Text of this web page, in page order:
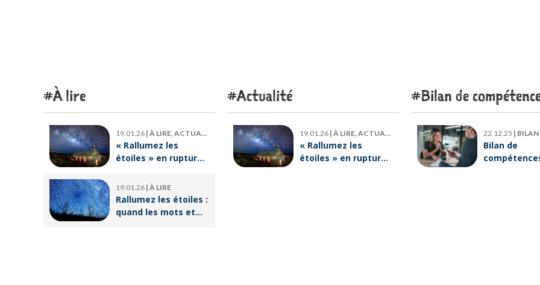
À lire
19.01.26 | À LIRE, ACTUALITÉ
« Rallumez les
étoiles » en rupture
le livre d’Emeric
Lebreton dès
maintenant ?
19.01.26 | À LIRE
Rallumez les étoiles :
quand les mots et
Actualité
19.01.26 | À LIRE, ACTUALITÉ
« Rallumez les
étoiles » en rupture
Bilan de
22.12.25 | BILAN DE
Bilan de